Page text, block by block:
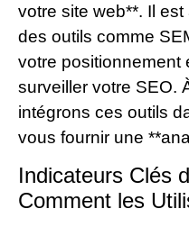
votre site web**. Il est
des outils comme
votre positionnement
surveiller votre SEO.
intégrons ces outils
vous fournir une
Indicateurs Clés
Comment les